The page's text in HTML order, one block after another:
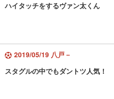
ハイタッチをするヴァン太くん
2019/05/19 八戸－
スタグルの中でもダントツ人気！